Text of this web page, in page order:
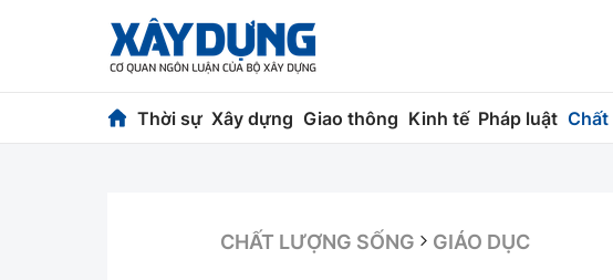
Thời sự Xây dựng Giao thông Kinh tế Pháp luật
Chỉ đạo điều hành
CHẤT LƯỢNG SỐNG GIÁO DỤC